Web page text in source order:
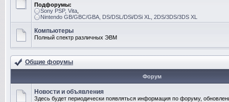
Подфорумы:
Sony PSP, Vita
Nintendo GB/GBC/GBA, DS/DSL/DSi/DSi XL, 2DS/3DS/3DS XL
Компьютеры
Полный спектр различных ЭВМ
Общие форумы
Форум
Новости и объявления
Здесь будет периодически появляться информация по форуму,